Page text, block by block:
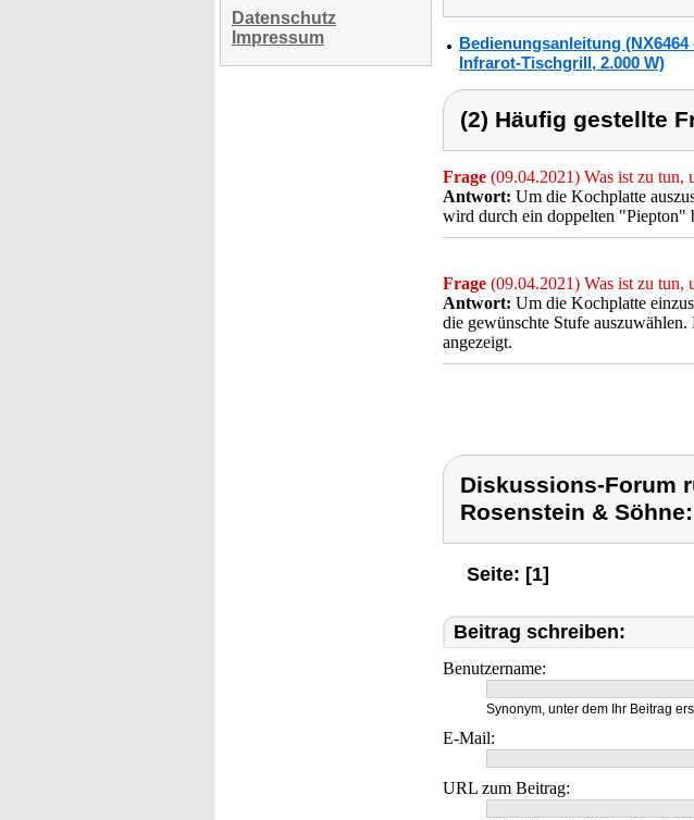
Datenschutz
Impressum
Bedienungsanleitung
Infrarot-Tischgrill, 2.000 W)
(2) Häufig gestellte
Frage (09.04.2021) Was ist zu tun,
Antwort: Um die Kochplatte
wird durch ein doppelten "Piepton"
Frage (09.04.2021) Was ist zu tun,
Antwort: Um die Kochplatte
die gewünschte Stufe
angezeigt.
Diskussions-Forum
Rosenstein & Söhne:
Seite: [1]
Beitrag schreiben:
Benutzername:
Synonym, unter dem Ihr Beitrag
E-Mail:
URL zum Beitrag: